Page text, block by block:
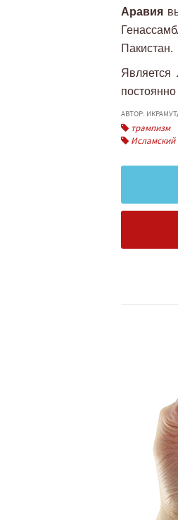
Аравия
Пакистан.
АВТОР:
трампизм
Исламский